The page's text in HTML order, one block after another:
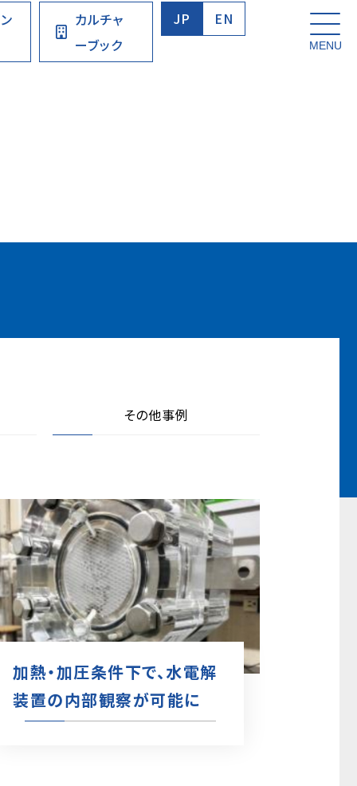
カルチャ
ーブック
JP EN
その他事例
加熱・加圧条件下で、水電解
装置の内部観察が可能に